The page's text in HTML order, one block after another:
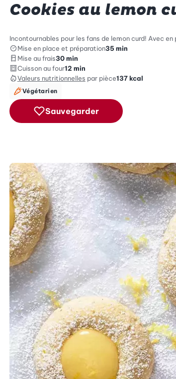
Cookies au lemon
Incontournables pour les fans de lemon curd! Avec en
Mise en place et préparation35 min
Mise au frais30 min
Cuisson au four12 min
Valeurs nutritionnelles par pièce137 kcal
Végétarien
Sauvegarder